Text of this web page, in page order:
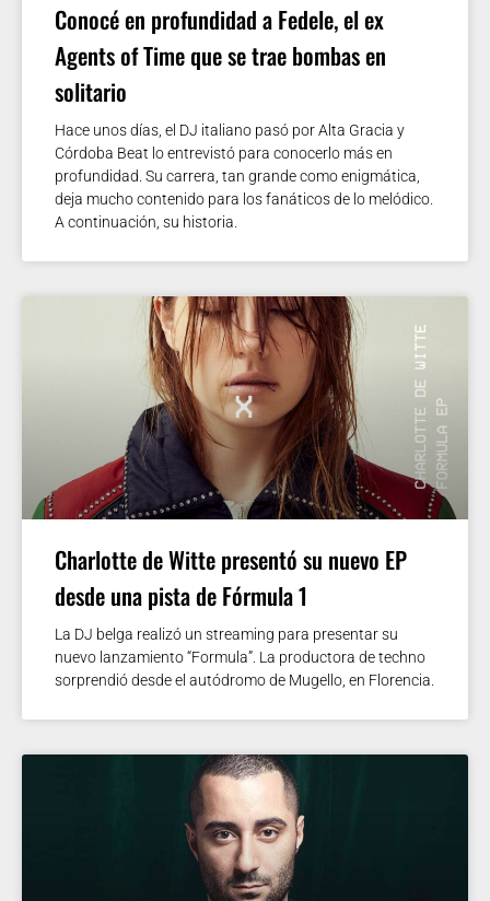
Conocé en profundidad a Fedele, el ex
Agents of Time que se trae bombas en
solitario
Hace unos días, el DJ italiano pasó por Alta Gracia y
Córdoba Beat lo entrevistó para conocerlo más en
profundidad. Su carrera, tan grande como enigmática,
deja mucho contenido para los fanáticos de lo melódico.
A continuación, su historia.
Charlotte de Witte presentó su nuevo EP
desde una pista de Fórmula 1
La DJ belga realizó un streaming para presentar su
nuevo lanzamiento “Formula”. La productora de techno
sorprendió desde el autódromo de Mugello, en Florencia.